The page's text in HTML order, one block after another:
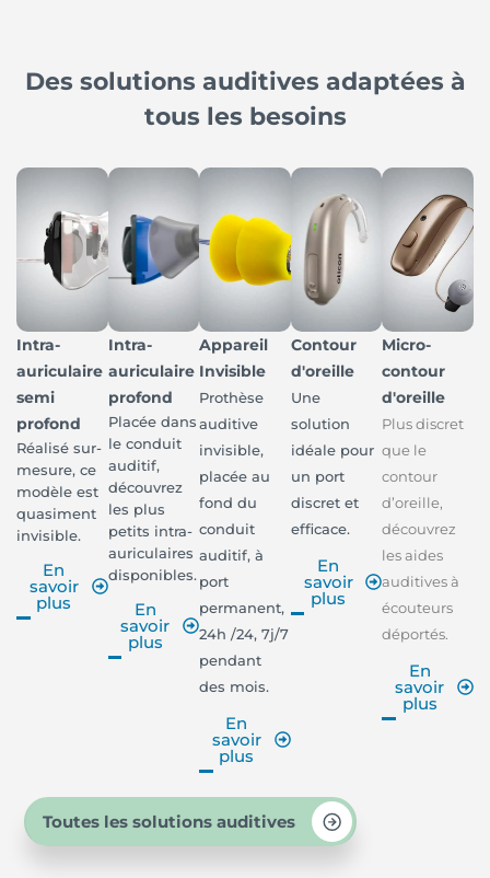
Des solutions auditives adaptées à
tous les besoins
Intra-
auriculaire
semi
profond
Réalisé sur-
mesure, ce
modèle est
quasiment
invisible.
En
savoir
plus
Intra-
auriculaire
profond
Placée dans
le conduit
auditif,
découvrez
les plus
petits intra-
auriculaires
disponibles.
En
savoir
plus
Appareil
Invisible
Prothèse
auditive
invisible,
placée au
fond du
conduit
auditif, à
port
permanent,
24h /24, 7j/7
pendant
des mois.
En
savoir
plus
Contour
d'oreille
Une
solution
idéale pour
un port
discret et
efficace.
En
savoir
plus
Micro-
contour
d'oreille
Plus discret
que le
contour
d’oreille,
découvrez
les aides
auditives à
écouteurs
déportés.
En
savoir
plus
Toutes les solutions auditives